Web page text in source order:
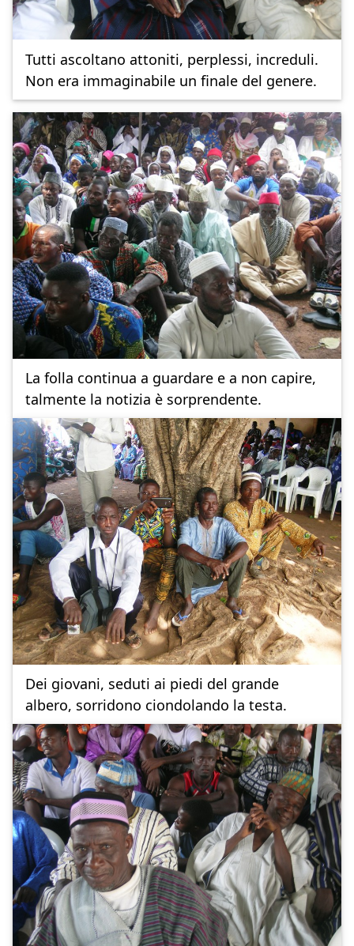
Tutti ascoltano attoniti, perplessi, increduli.
Non era immaginabile un finale del genere.
La folla continua a guardare e a non capire,
talmente la notizia è sorprendente.
Dei giovani, seduti ai piedi del grande
albero, sorridono ciondolando la testa.